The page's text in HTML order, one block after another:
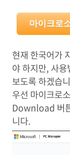
마이크로
현재 한국어가
야 하지만, 사
보도록 하겠습
우선 마이크로
Download 버
니다.